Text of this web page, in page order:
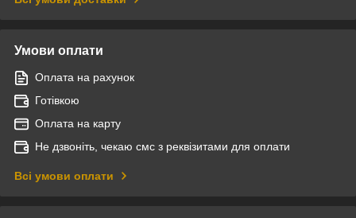
Умови оплати
Оплата на рахунок
Готівкою
Оплата на карту
Не дзвоніть, чекаю смс з реквізитами для оплати
Всі умови оплати